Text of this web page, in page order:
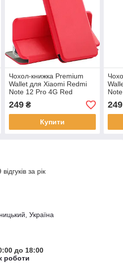
Чохол-книжка Premium
Wallet для Xiaomi Redmi
Note 12 Pro 4G Red
249₴
Купити
249
за рік
Україна
до 18:00
роботи